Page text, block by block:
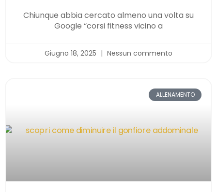
Chiunque abbia cercato almeno una volta su
Google “corsi fitness vicino a
Giugno 18, 2025 Nessun commento
ALLENAMENTO